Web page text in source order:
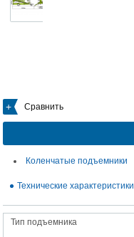
Сравнить
Коленчатые подъемники
Технические характеристики
Тип подъемника